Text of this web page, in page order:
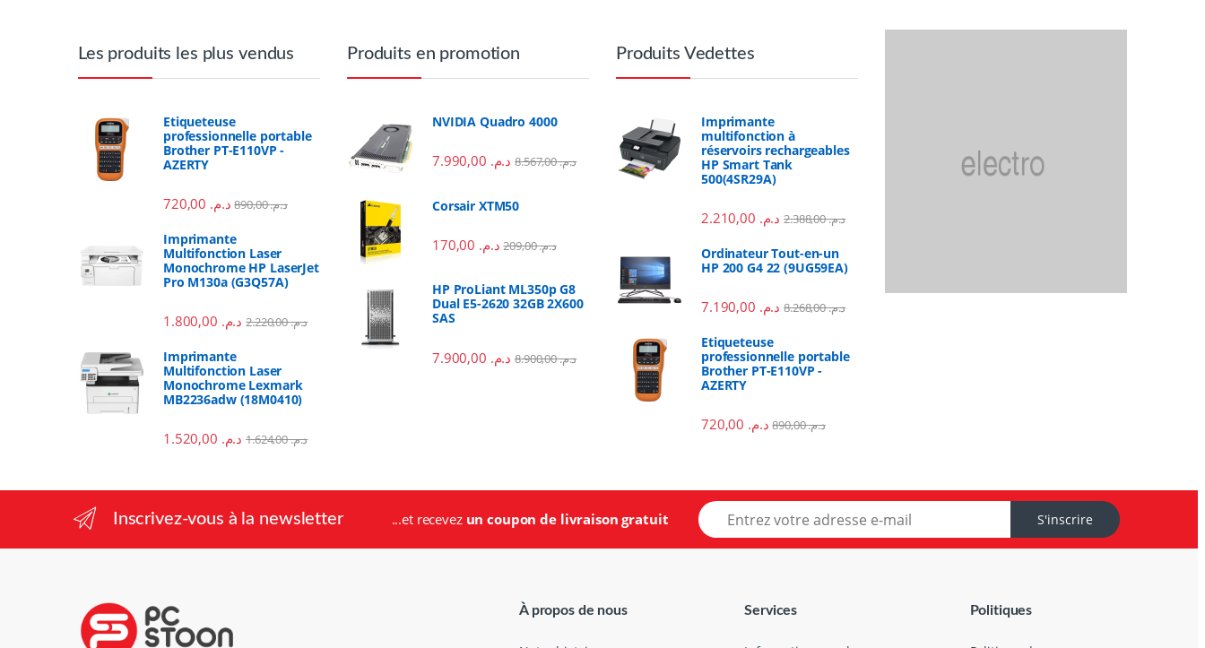
Brands CarouselLes produits les plus vendus
Etiqueteuse
professionnelle portable
Brother PT-E110VP -
AZERTY
د.م. د.م.890,00
Imprimante
Multifonction Laser
Monochrome HP LaserJet
Pro M130a (G3Q57A)
د.م. د.م.2.220,00
Imprimante
Multifonction Laser
Monochrome Lexmark
MB2236adw (18M0410)
د.م. د.م.1.624,00
Produits en promotion
NVIDIA Quadro 4000
د.م. د.م.8.567,00
Corsair XTM50
د.م. د.م.209,00
HP ProLiant ML350p G8
Dual E5-2620 32GB 2X600
SAS
د.م. د.م.8.900,00
Produits Vedettes
Imprimante
multifonction à
réservoirs rechargeables
HP Smart Tank
500(4SR29A)
د.م. د.م.2.388,00
Ordinateur Tout-en-un
HP 200 G4 22 (9UG59EA)
د.م. د.م.8.268,00
Etiqueteuse
professionnelle portable
Brother PT-E110VP -
AZERTY
د.م. د.م.890,00
Inscrivez-vous à la newsletter ...et recevez un coupon de livraison gratuit
E
-
m
S'inscrire
À propos de nous Services Politiques